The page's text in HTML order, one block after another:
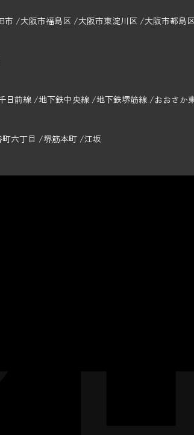
市 大阪市福島区 大阪市東淀川区 大阪市都島
日前線 地下鉄中央線 地下鉄堺筋線 おおさか
町六丁目 堺筋本町 江坂